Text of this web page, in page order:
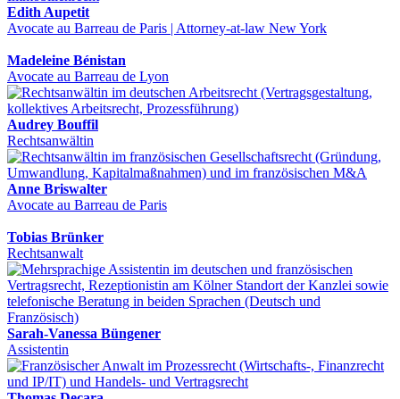
Edith Aupetit
Avocate au Barreau de Paris | Attorney-at-law New York
Madeleine Bénistan
Avocate au Barreau de Lyon
Audrey Bouffil
Rechtsanwältin
Anne Briswalter
Avocate au Barreau de Paris
Tobias Brünker
Rechtsanwalt
Sarah-Vanessa Büngener
Assistentin